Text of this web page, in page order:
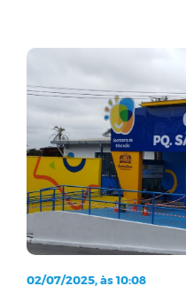
02/07/2025, às 10:08